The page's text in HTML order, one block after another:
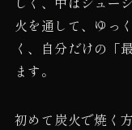
火を通して、ゆっ
く、自分だけの「
ます。
初めて炭火で焼く